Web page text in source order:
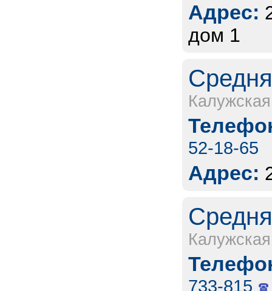
Адрес:
дом 1
52-18-65
Адрес:
733-815